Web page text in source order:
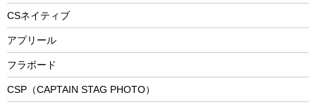
トレッキング
トレッキングアクセサリー
プレイグッズ
CSネイティブ
アプリール
フラボード
CSP（CAPTAIN STAG PHOTO）